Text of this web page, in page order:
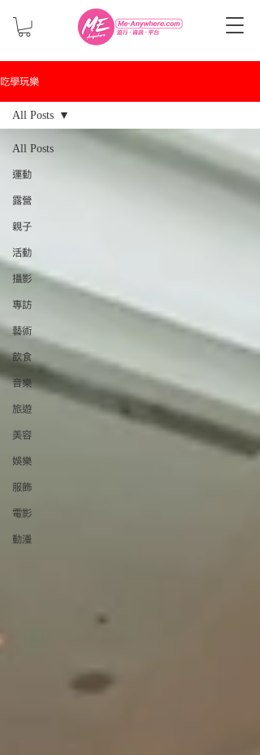
吃學玩樂
All Posts
運動
露營
親子
活動
攝影
專訪
藝術
飲食
音樂
旅遊
美容
娛樂
服飾
電影
動漫
All Posts